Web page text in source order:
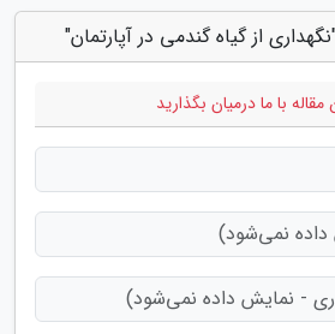
از گیاه گندمی در آپارتمان"
با ما درمیان بگذارید